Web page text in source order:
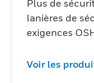
Plus de
lanières de
exigences
Voir les